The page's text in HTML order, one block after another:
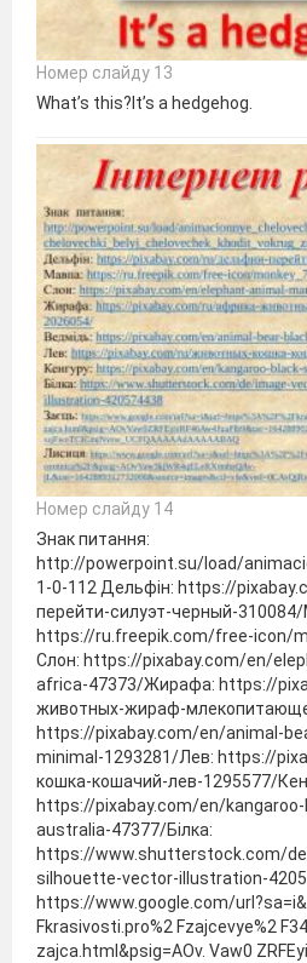
Номер слайду 13
What’s this?It’s a hedgehog.
Номер слайду 14
Знак питання:
http://powerpoint.su/load/
1-0-112 Дельфін: https://
перейти-силуэт-черный-
https://ru.freepik.com/free-icon/
Слон: https://pixabay.com/en/
africa-47373/Жирафа: https://
животных-жираф-
https://pixabay.com/en/animal-
minimal-1293281/Лев: https://
кошка-кошачий-лев-1295577/
https://pixabay.com/en/
australia-47377/Білка:
https://www.shutterstock.com/
silhouette-vector-illustration-
https://www.google.com/
Fkrasivosti.pro%2 Fzajcevye%2
zajca.html&psig=AOv. Vaw0